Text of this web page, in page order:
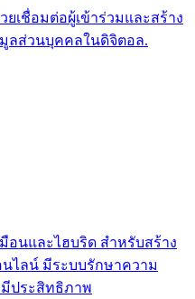
เชื่อมต่อผู้เข้าร่วมและสร้าง
ลส่วนบุคคลในดิจิตอล.
อนและไฮบริด สำหรับสร้าง
ไลน์ มีระบบรักษาความ
ประสิทธิภาพ